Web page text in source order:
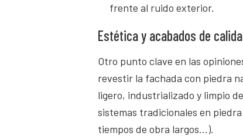
frente al ruido exterior.
Estética y acabados de
Otro punto clave en las
revestir la fachada con piedra
ligero, industrializado y limpio
sistemas tradicionales en
tiempos de obra largos…).